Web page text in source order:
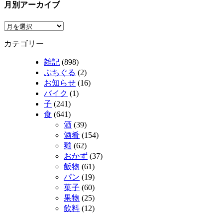
月別アーカイブ
カテゴリー
雑記 (898)
ぷちぐる (2)
お知らせ (16)
バイク (1)
子 (241)
食 (641)
酒 (39)
酒肴 (154)
麺 (62)
おかず (37)
飯物 (61)
パン (19)
菓子 (60)
果物 (25)
飲料 (12)